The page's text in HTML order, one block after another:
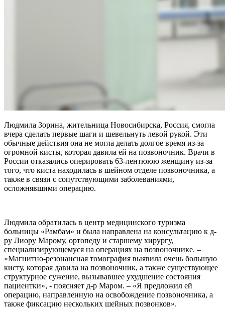
Людмила Зорина, жительница Новосибирска, Россия, смогла
вчера сделать первые шаги и шевельнуть левой рукой. Эти
обычные действия она не могла делать долгое время из-за
огромной кисты, которая давила ей на позвоночник. Врачи в
России отказались оперировать 63-лентююю женщину из-за
того, что киста находилась в шейном отделе позвоночника, а
также в связи с сопутствующими заболеваниями,
осложнявшими операцию.
Людмила обратилась в центр медицинского туризма
больницы «Рамбам» и была направлена на консультацию к д-
ру Лиору Марому, ортопеду и старшему хирургу,
специализирующемуся на операциях на позвоночнике. –
«Магнитно-резонансная томография выявила очень большую
кисту, которая давила на позвоночник, а также существующее
структурное сужение, вызывавшее ухудшение состояния
пациентки», - поясняет д-р Маром. – «Я предложил ей
операцию, направленную на освобождение позвоночника, а
также фиксацию нескольких шейных позвонков».